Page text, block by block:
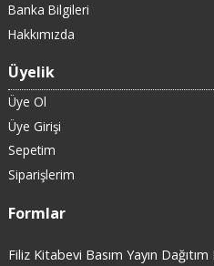
Banka Bilgileri
Hakkımızda
Üyelik
Üye Ol
Üye Girişi
Sepetim
Siparişlerim
Formlar
Filiz Kitabevi Basım Yayın